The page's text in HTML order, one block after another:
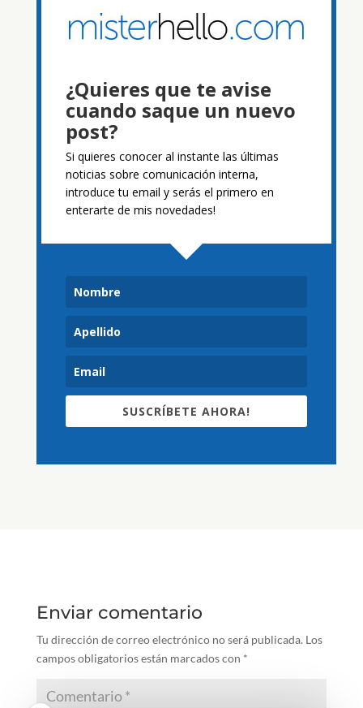
¿Quieres que te avise
cuando saque un nuevo
post?
Si quieres conocer al instante las últimas
noticias sobre comunicación interna,
introduce tu email y serás el primero en
enterarte de mis novedades!
SUSCRÍBETE AHORA!
Enviar comentario
Tu dirección de correo electrónico no será publicada. Los
campos obligatorios están marcados con *